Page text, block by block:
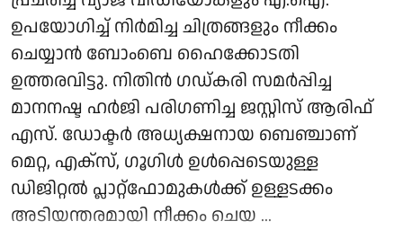
ഉപയോഗിച്ച് നിർമിച്ച ചിത്രങ്ങളും നീക്കം
ചെയ്യാൻ ബോംബെ ഹൈക്കോടതി
ഉത്തരവിട്ടു. നിതിൻ ഗഡ്കരി സമർപ്പിച്ച
മാനനഷ്ട ഹർജി പരിഗണിച്ച ജസ്റ്റിസ് ആരിഫ്
എസ്. ഡോക്ടർ അധ്യക്ഷനായ ബെഞ്ചാണ്
മെറ്റ, എക്സ്, ഗൂഗിൾ ഉൾപ്പെടെയുള്ള
ഡിജിറ്റൽ പ്ലാറ്റ്ഫോമുകൾക്ക് ഉള്ളടക്കം
അടിയന്തരമായി നീക്കം ചെയ ...